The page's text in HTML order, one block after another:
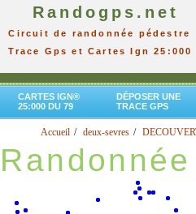
Randogps.net
Circuit de randonnée pédestre
Trace Gps et Cartes Ign 25:000
CARTES IGN®
25:000 DU 79
DÉPOSER UNE
TRACE GPS
Accueil deux-sevres